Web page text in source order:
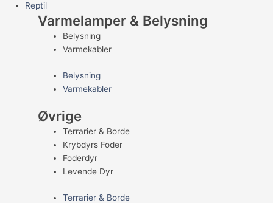
Reptil
Varmelamper & Belysning
Belysning
Varmekabler
Belysning
Varmekabler
Øvrige
Terrarier & Borde
Krybdyrs Foder
Foderdyr
Levende Dyr
Terrarier & Borde